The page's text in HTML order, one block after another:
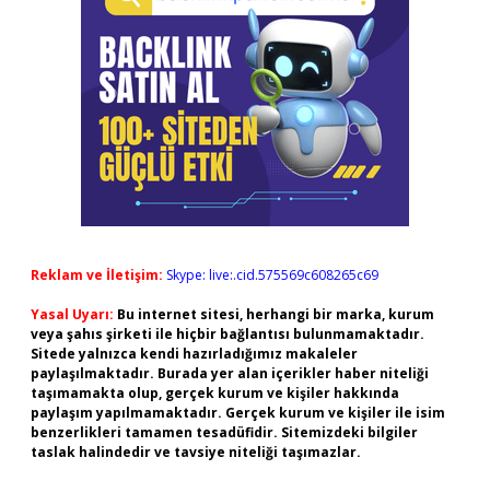
Reklam ve İletişim: Skype: live:.cid.575569c608265c69
Yasal Uyarı: Bu internet sitesi, herhangi bir marka, kurum
veya şahıs şirketi ile hiçbir bağlantısı bulunmamaktadır.
Sitede yalnızca kendi hazırladığımız makaleler
paylaşılmaktadır. Burada yer alan içerikler haber niteliği
taşımamakta olup, gerçek kurum ve kişiler hakkında
paylaşım yapılmamaktadır. Gerçek kurum ve kişiler ile isim
benzerlikleri tamamen tesadüfidir. Sitemizdeki bilgiler
taslak halindedir ve tavsiye niteliği taşımazlar.